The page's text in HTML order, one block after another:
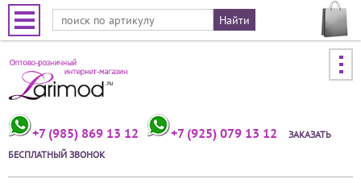
Jump to navigation
+7 (985) 869 13 12 +7 (925) 079 13 12
ЗАКАЗАТЬ
БЕСПЛАТНЫЙ ЗВОНОК